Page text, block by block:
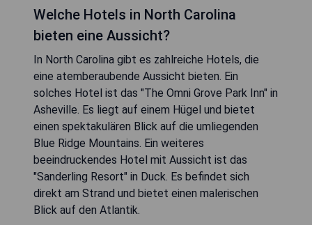
Welche Hotels in North Carolina
bieten eine Aussicht?
In North Carolina gibt es zahlreiche Hotels, die
eine atemberaubende Aussicht bieten. Ein
solches Hotel ist das "The Omni Grove Park Inn" in
Asheville. Es liegt auf einem Hügel und bietet
einen spektakulären Blick auf die umliegenden
Blue Ridge Mountains. Ein weiteres
beeindruckendes Hotel mit Aussicht ist das
"Sanderling Resort" in Duck. Es befindet sich
direkt am Strand und bietet einen malerischen
Blick auf den Atlantik.